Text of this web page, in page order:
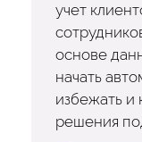
учет
основе
начать
избежать и
решения